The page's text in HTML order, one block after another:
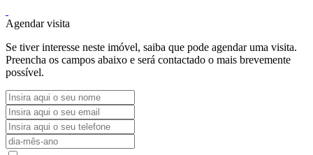
Agendar visita
Se tiver interesse neste imóvel, saiba que pode agendar uma visita.
Preencha os campos abaixo e será contactado o mais brevemente
possível.